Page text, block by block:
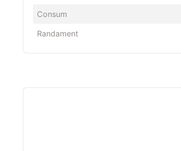
Consum
Randament